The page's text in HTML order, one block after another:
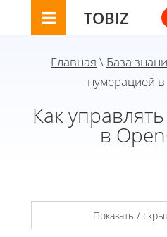
TOBIZ
Главная \ База
нумерацией
Как
в
Показать /